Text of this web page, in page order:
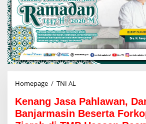
Homepage / TNI AL
a
n
Kenang Jasa Pahlawan,
Banjarmasin Beserta